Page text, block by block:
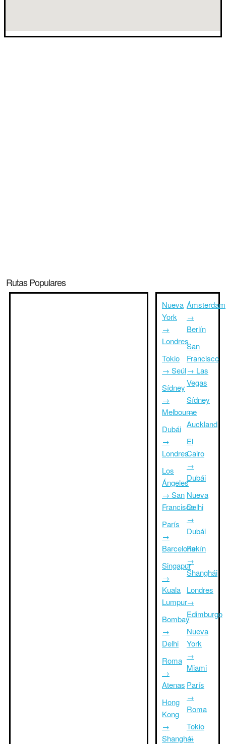
Rutas Populares
Nueva
York
→
Londres
Tokio
→ Seúl
Sídney
→
Melbourne
Dubái
→
Londres
Los
Ángeles
→ San
Francisco
París
→
Barcelona
Singapur
→
Kuala
Lumpur
Bombay
→
Delhi
Roma
→
Atenas
Hong
Kong
→
Shanghái
Ámsterdam
→
Berlín
San
Francisco
→ Las
Vegas
Sídney
→
Auckland
El
Cairo
→
Dubái
Nueva
Delhi
→
Dubái
Pekín
→
Shanghái
Londres
→
Edimburgo
Nueva
York
→
Miami
París
→
Roma
Tokio
→